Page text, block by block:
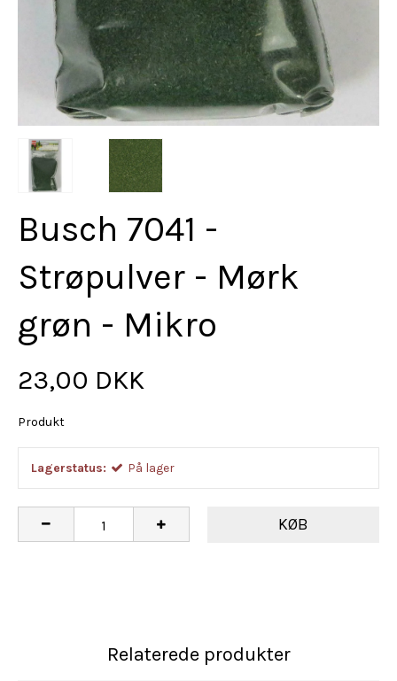
Busch 7041 -
Strøpulver - Mørk
grøn - Mikro
23,00 DKK
Produkt
Lagerstatus: På lager
KØB
Relaterede produkter